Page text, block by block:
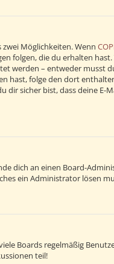
Möglichkeiten. Wenn
folgen, die du erhalten
werden – entweder musst
hast, folge den dort
dir sicher bist, dass deine E-
dich an einen Board-
ein Administrator lösen
Boards regelmäßig
teil!